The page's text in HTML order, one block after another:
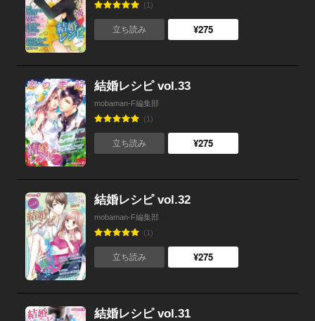
(1)
立ち読み ¥275
結婚レシピ vol.33
mobaman-F編集部
(1)
立ち読み ¥275
結婚レシピ vol.32
mobaman-F編集部
(1)
立ち読み ¥275
結婚レシピ vol.31